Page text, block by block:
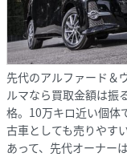
先代のアルファード＆
ルマなら買取金額は振
格。10万キロ近い個体
古車としても売りやす
あって、先代オーナー